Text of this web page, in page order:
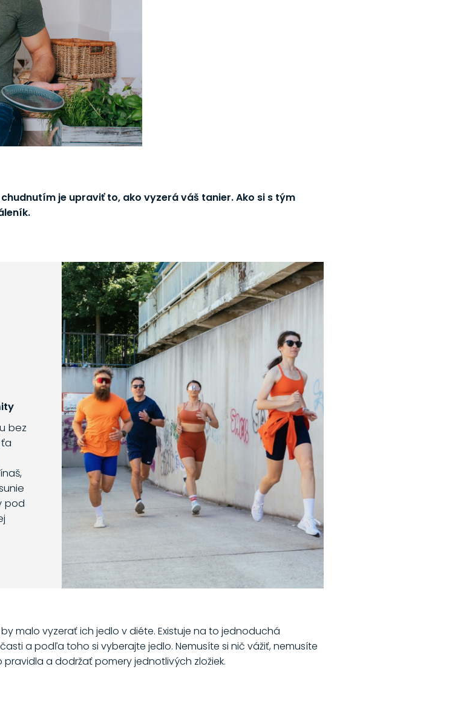
je upraviť to, ako vyzerá váš tanier. Ako si s tým
bez
ťa
pod
malo vyzerať ich jedlo v diéte. Existuje na to jednoduchá
a podľa toho si vyberajte jedlo. Nemusíte si nič vážiť, nemusíte
a dodržať pomery jednotlivých zložiek.